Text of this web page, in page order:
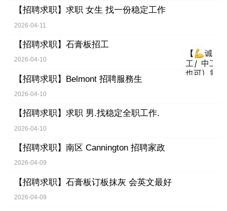
【招聘求职】 求职 女生 找一份稳定工作
2026-04-11
【招聘求职】 石膏板招工
2026-04-10
【招聘求职】 Belmont 招聘服務生
2026-04-10
【招聘求职】 求职 男.找稳定全职工作.
2026-04-10
【招聘求职】 南区 Cannington 招聘家政
2026-04-09
【招聘求职】 石膏板订板抹灰 会英文最好
2026-04-09